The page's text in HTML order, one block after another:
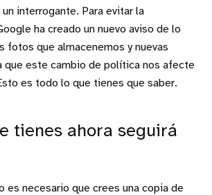
interrogante. Para evitar la
ha creado un nuevo aviso de lo
fotos que almacenemos y nuevas
que este cambio de política nos afecte
es todo lo que tienes que saber.
tienes ahora seguirá
es necesario que crees una copia de